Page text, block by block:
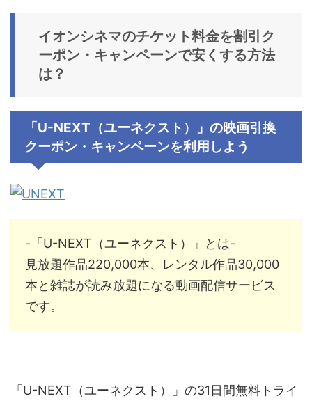
イオンシネマのチケット料金を割引ク
ーポン・キャンペーンで安くする方法
は？
「U-NEXT（ユーネクスト）」の映画引換
クーポン・キャンペーンを利用しよう
-「U-NEXT（ユーネクスト）」とは-
見放題作品220,000本、レンタル作品30,000
本と雑誌が読み放題になる動画配信サービス
です。
「U-NEXT（ユーネクスト）」の31日間無料トライ